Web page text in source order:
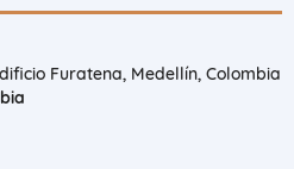
Furatena, Medellín, Colombia